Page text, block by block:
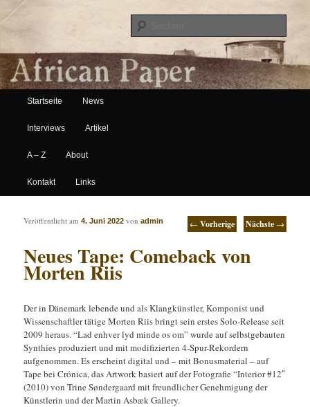
African Paper
Hauptmenü
Zum Inhalt wechseln
Zum sekundären Inhalt wechseln
Startseite News
Interviews Artikel
A – Z About
Kontakt Links
Artikelnavigation ← Vorherige Nächste →
Neues Tape: Comeback von
Morten Riis
Veröffentlicht am4. Juni 2022 vonadmin
Der in Dänemark lebende und als Klangkünstler, Komponist und
Wissenschaftler tätige Morten Riis bringt sein erstes Solo-Release seit
2009 heraus. “Lad enhver lyd minde os om” wurde auf selbstgebauten
Synthies produziert und mit modifizierten 4-Spur-Rekordern
aufgenommen. Es erscheint digital und – mit Bonusmaterial – auf
Tape bei Crónica, das Artwork basiert auf der Fotografie “Interior #12″
(2010) von Trine Søndergaard mit freundlicher Genehmigung der
Künstlerin und der Martin Asbæk Gallery.